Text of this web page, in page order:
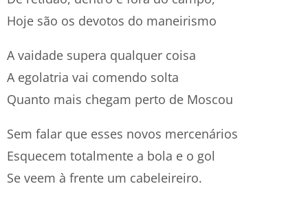
Hoje são os devotos do maneirismo
A vaidade supera qualquer coisa
A egolatria vai comendo solta
Quanto mais chegam perto de Moscou
Sem falar que esses novos mercenários
Esquecem totalmente a bola e o gol
Se veem à frente um cabeleireiro.